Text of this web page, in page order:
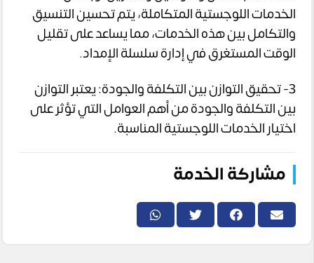
الخدمات اللوجستية المتكاملة، يتم تحسين التنسيق
والتكامل بين هذه الخدمات، مما يساعد على تقليل
الوقت المستغرق في إدارة سلسلة الإمداد.
3- تحقيق التوازن بين التكلفة والجودة: يعتبر التوازن
بين التكلفة والجودة من أهم العوامل التي تؤثر على
اختيار الخدمات اللوجستية المناسبة.
مشاركة الخدمة